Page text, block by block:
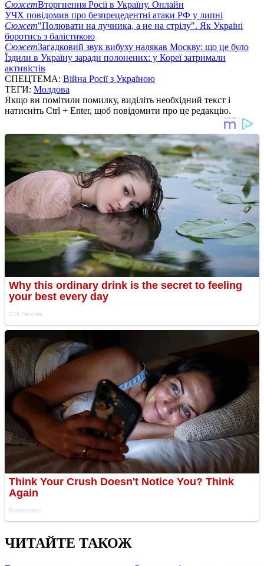
СюжетВторгнення Росії в Україну. Онлайн
УЧХ повідомив про безпрецедентні атаки РФ у липні
Сюжет"Полювати на лучника, а не на стрілу". Як Україні
боротись з балістикою
СюжетЗагадковий звук вибуху налякав Москву: що це було
Їздили в Україну заради полонених: у Кореї затримали
активістів
СПЕЦТЕМА: Війна Росії з Україною
ТЕГИ: Молдова
Якщо ви помітили помилку, виділіть необхідний текст і
натисніть Ctrl + Enter, щоб повідомити про це редакцію.
ЧИТАЙТЕ ТАКОЖ